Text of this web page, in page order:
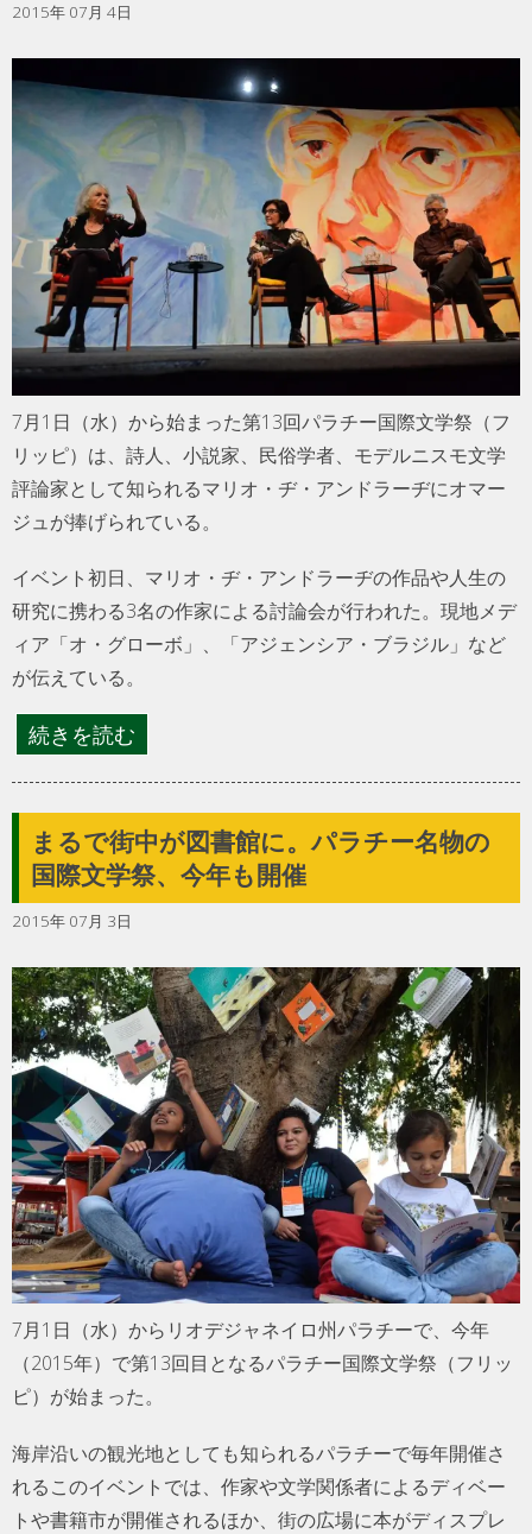
2015年 07月 4日
7月1日（水）から始まった第13回パラチー国際文学祭（フ
リッピ）は、詩人、小説家、民俗学者、モデルニスモ文学
評論家として知られるマリオ・ヂ・アンドラーヂにオマー
ジュが捧げられている。
イベント初日、マリオ・ヂ・アンドラーヂの作品や人生の
研究に携わる3名の作家による討論会が行われた。現地メデ
ィア「オ・グローボ」、「アジェンシア・ブラジル」など
が伝えている。
続きを読む
まるで街中が図書館に。パラチー名物の
国際文学祭、今年も開催
2015年 07月 3日
7月1日（水）からリオデジャネイロ州パラチーで、今年
（2015年）で第13回目となるパラチー国際文学祭（フリッ
ピ）が始まった。
海岸沿いの観光地としても知られるパラチーで毎年開催さ
れるこのイベントでは、作家や文学関係者によるディベー
トや書籍市が開催されるほか、街の広場に本がディスプレ